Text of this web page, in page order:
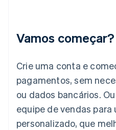
Vamos começar?
Crie uma conta e
pagamentos, sem
ou dados bancários.
equipe de vendas para
personalizado, que
日本語English
Liechtenstein
DeutschEnglish
Lituânia
English
Luxemburgo
FrançaisDeutsch English